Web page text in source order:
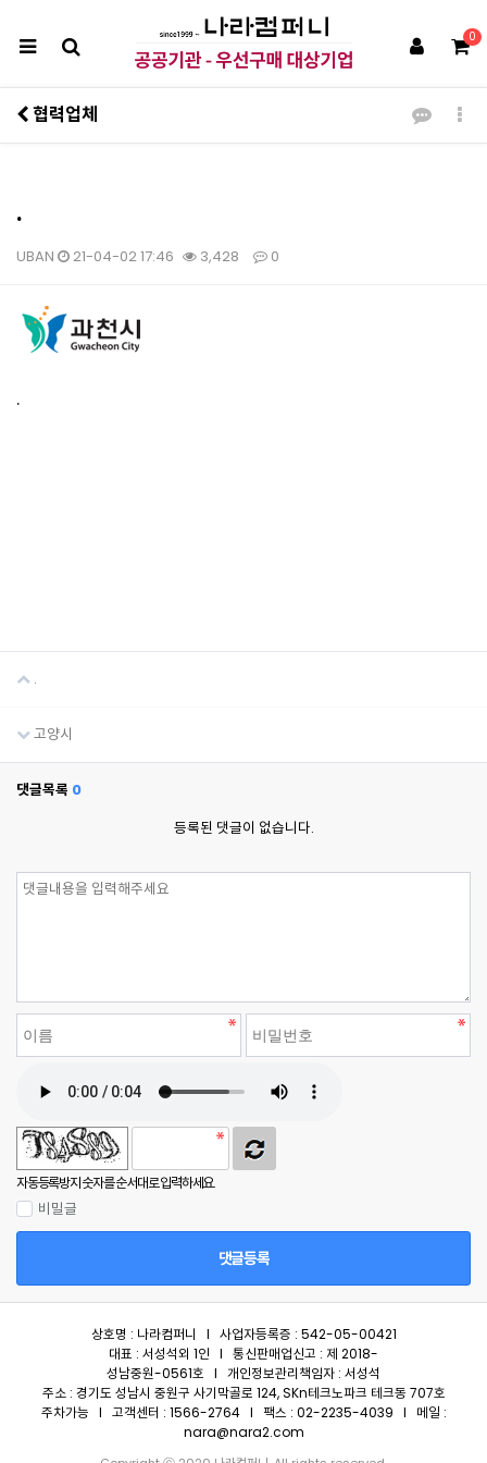
0
협력업체
.
UBAN 21-04-02 17:46 3,428 0
본문
.
.
고양시
댓글목록 0
등록된 댓글이 없습니다.
자동등록방지 숫자를 순서대로 입력하세요.
비밀글
댓글등록
상호명 : 나라컴퍼니 I 사업자등록증 : 542-05-00421
대표 : 서성석외 1인 I 통신판매업신고 : 제 2018-
성남중원-0561호 I 개인정보관리책임자 : 서성석
주소 : 경기도 성남시 중원구 사기막골로 124, SKn테크노파크 테크동 707호
주차가능 I 고객센터 : 1566-2764 I 팩스 : 02-2235-4039 I 메일 :
nara@nara2.com